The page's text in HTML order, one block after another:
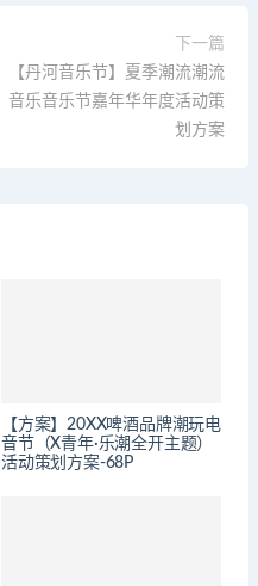
下一篇
【丹河音乐节】夏季潮流潮流
音乐音乐节嘉年华年度活动策
划方案
【方案】20XX啤酒品牌潮玩电
音节（X青年·乐潮全开主题）
活动策划方案-68P